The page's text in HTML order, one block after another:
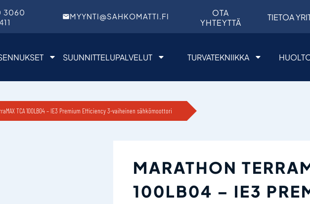
3060
MYYNTI@SAHKOMATTI.FI
OTA
YHTEYTTÄ
TIETOA
SUUNNITTELUPALVELUT TURVATEKNIIKKA
TCA 100LB04 – IE3 Premium Efficiency 3-vaiheinen sähkömoottori
MARATHON
100LB04 – IE3